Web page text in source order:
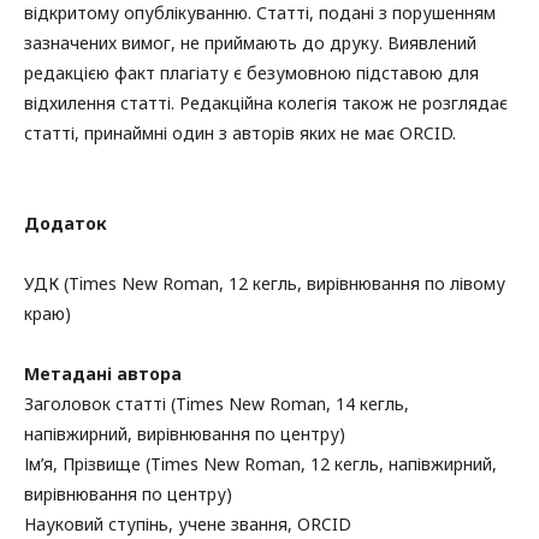
відкритому опублікуванню. Статті, подані з порушенням
зазначених вимог, не приймають до друку. Виявлений
редакцією факт плагіату є безумовною підставою для
відхилення статті. Редакційна колегія також не розглядає
статті, принаймні один з авторів яких не має ORCID.
Додаток
УДК (Times New Roman, 12 кегль, вирівнювання по лівому
краю)
Метадані автора
Заголовок статті (Times New Roman, 14 кегль,
напівжирний, вирівнювання по центру)
Ім’я, Прізвище (Times New Roman, 12 кегль, напівжирний,
вирівнювання по центру)
Науковий ступінь, учене звання, ORCID